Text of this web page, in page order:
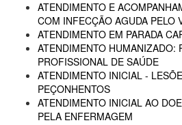
ATENDIMENTO E
COM INFECÇÃO AGUDA PELO
ATENDIMENTO EM PARADA
ATENDIMENTO HUMANIZADO:
PROFISSIONAL DE SAÚDE
ATENDIMENTO INICIAL -
PEÇONHENTOS
ATENDIMENTO INICIAL AO
PELA ENFERMAGEM